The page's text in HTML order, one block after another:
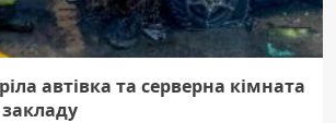
автівка та серверна кімната